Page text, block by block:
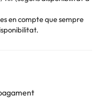
en compte que sempre